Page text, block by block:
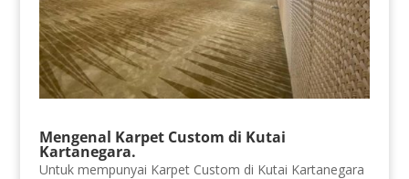
Mengenal Karpet Custom di Kutai
Kartanegara.
Untuk mempunyai Karpet Custom di Kutai Kartanegara